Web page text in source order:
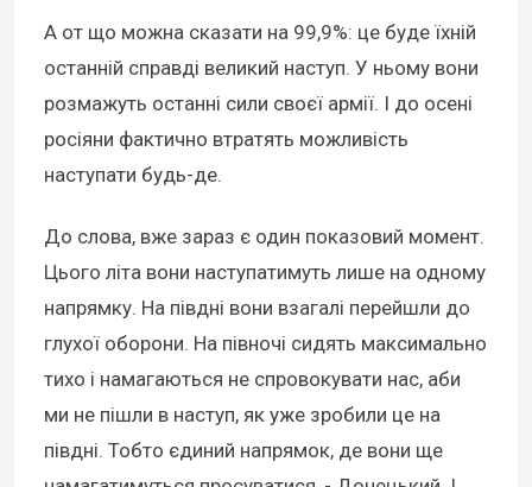
А от що можна сказати на 99,9%: це буде їхній
останній справді великий наступ. У ньому вони
розмажуть останні сили своєї армії. І до осені
росіяни фактично втратять можливість
наступати будь-де.
До слова, вже зараз є один показовий момент.
Цього літа вони наступатимуть лише на одному
напрямку. На півдні вони взагалі перейшли до
глухої оборони. На півночі сидять максимально
тихо і намагаються не спровокувати нас, аби
ми не пішли в наступ, як уже зробили це на
півдні. Тобто єдиний напрямок, де вони ще